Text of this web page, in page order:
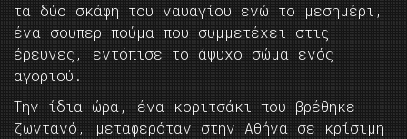
τα δύο σκάφη του ναυαγίου ενώ το μεσημέρι,
ένα σουπερ πούμα που συμμετέχει στις
έρευνες, εντόπισε το άψυχο σώμα ενός
αγοριού.
Την ίδια ώρα, ένα κοριτσάκι που βρέθηκε
ζωντανό, μεταφερόταν στην Αθήνα σε κρίσιμη